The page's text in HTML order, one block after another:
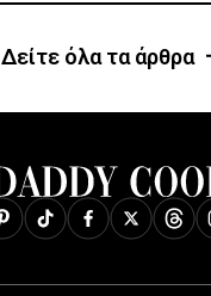
Δείτε όλα τα άρθρα